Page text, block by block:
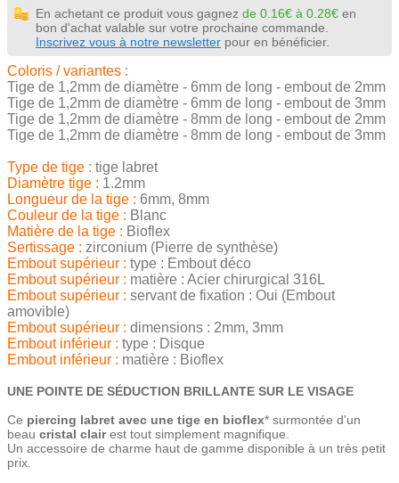
En achetant ce produit vous gagnez de 0.16€ à 0.28€ en
bon d'achat valable sur votre prochaine commande.
Inscrivez vous à notre newsletter pour en bénéficier.
Coloris / variantes :
Tige de 1,2mm de diamètre - 6mm de long - embout de 2mm
Tige de 1,2mm de diamètre - 6mm de long - embout de 3mm
Tige de 1,2mm de diamètre - 8mm de long - embout de 2mm
Tige de 1,2mm de diamètre - 8mm de long - embout de 3mm
Type de tige : tige labret
Diamètre tige : 1.2mm
Longueur de la tige : 6mm, 8mm
Couleur de la tige : Blanc
Matière de la tige : Bioflex
Sertissage : zirconium (Pierre de synthèse)
Embout supérieur : type : Embout déco
Embout supérieur : matière : Acier chirurgical 316L
Embout supérieur : servant de fixation : Oui (Embout
amovible)
Embout supérieur : dimensions : 2mm, 3mm
Embout inférieur : type : Disque
Embout inférieur : matière : Bioflex
UNE POINTE DE SÉDUCTION BRILLANTE SUR LE VISAGE
Ce piercing labret avec une tige en bioflex* surmontée d'un
beau cristal clairest tout simplement magnifique.
Un accessoire de charme haut de gamme disponible à un très petit
prix.